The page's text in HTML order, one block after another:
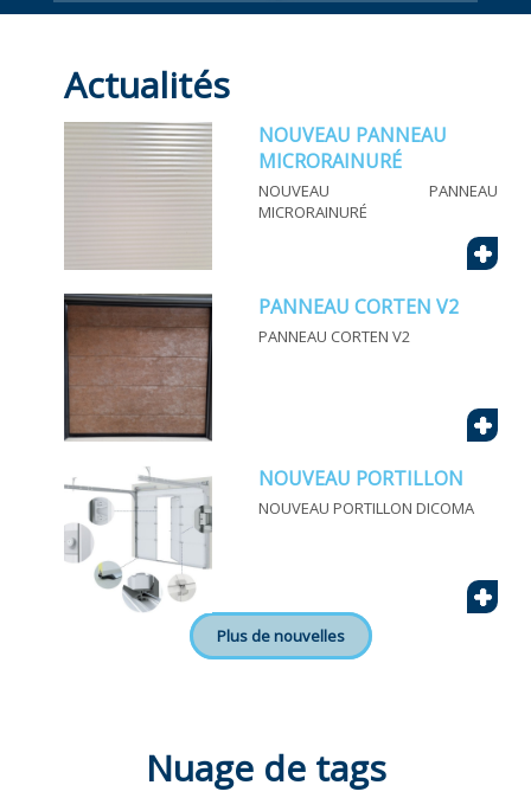
Actualités
NOUVEAU PANNEAU
MICRORAINURÉ
NOUVEAU PANNEAU
MICRORAINURÉ
+
PANNEAU CORTEN V2
PANNEAU CORTEN V2
+
NOUVEAU PORTILLON
NOUVEAU PORTILLON DICOMA
+
Plus de nouvelles
Nuage de tags